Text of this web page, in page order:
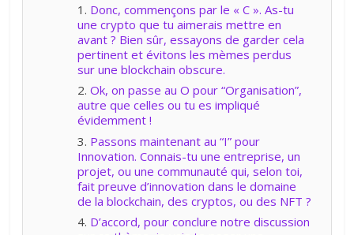
Donc, commençons par le « C ». As-tu
une crypto que tu aimerais mettre en
avant ? Bien sûr, essayons de garder cela
pertinent et évitons les mèmes perdus
sur une blockchain obscure.
Ok, on passe au O pour “Organisation”,
autre que celles ou tu es impliqué
évidemment !
Passons maintenant au “I” pour
Innovation. Connais-tu une entreprise, un
projet, ou une communauté qui, selon toi,
fait preuve d’innovation dans le domaine
de la blockchain, des cryptos, ou des NFT ?
D’accord, pour conclure notre discussion